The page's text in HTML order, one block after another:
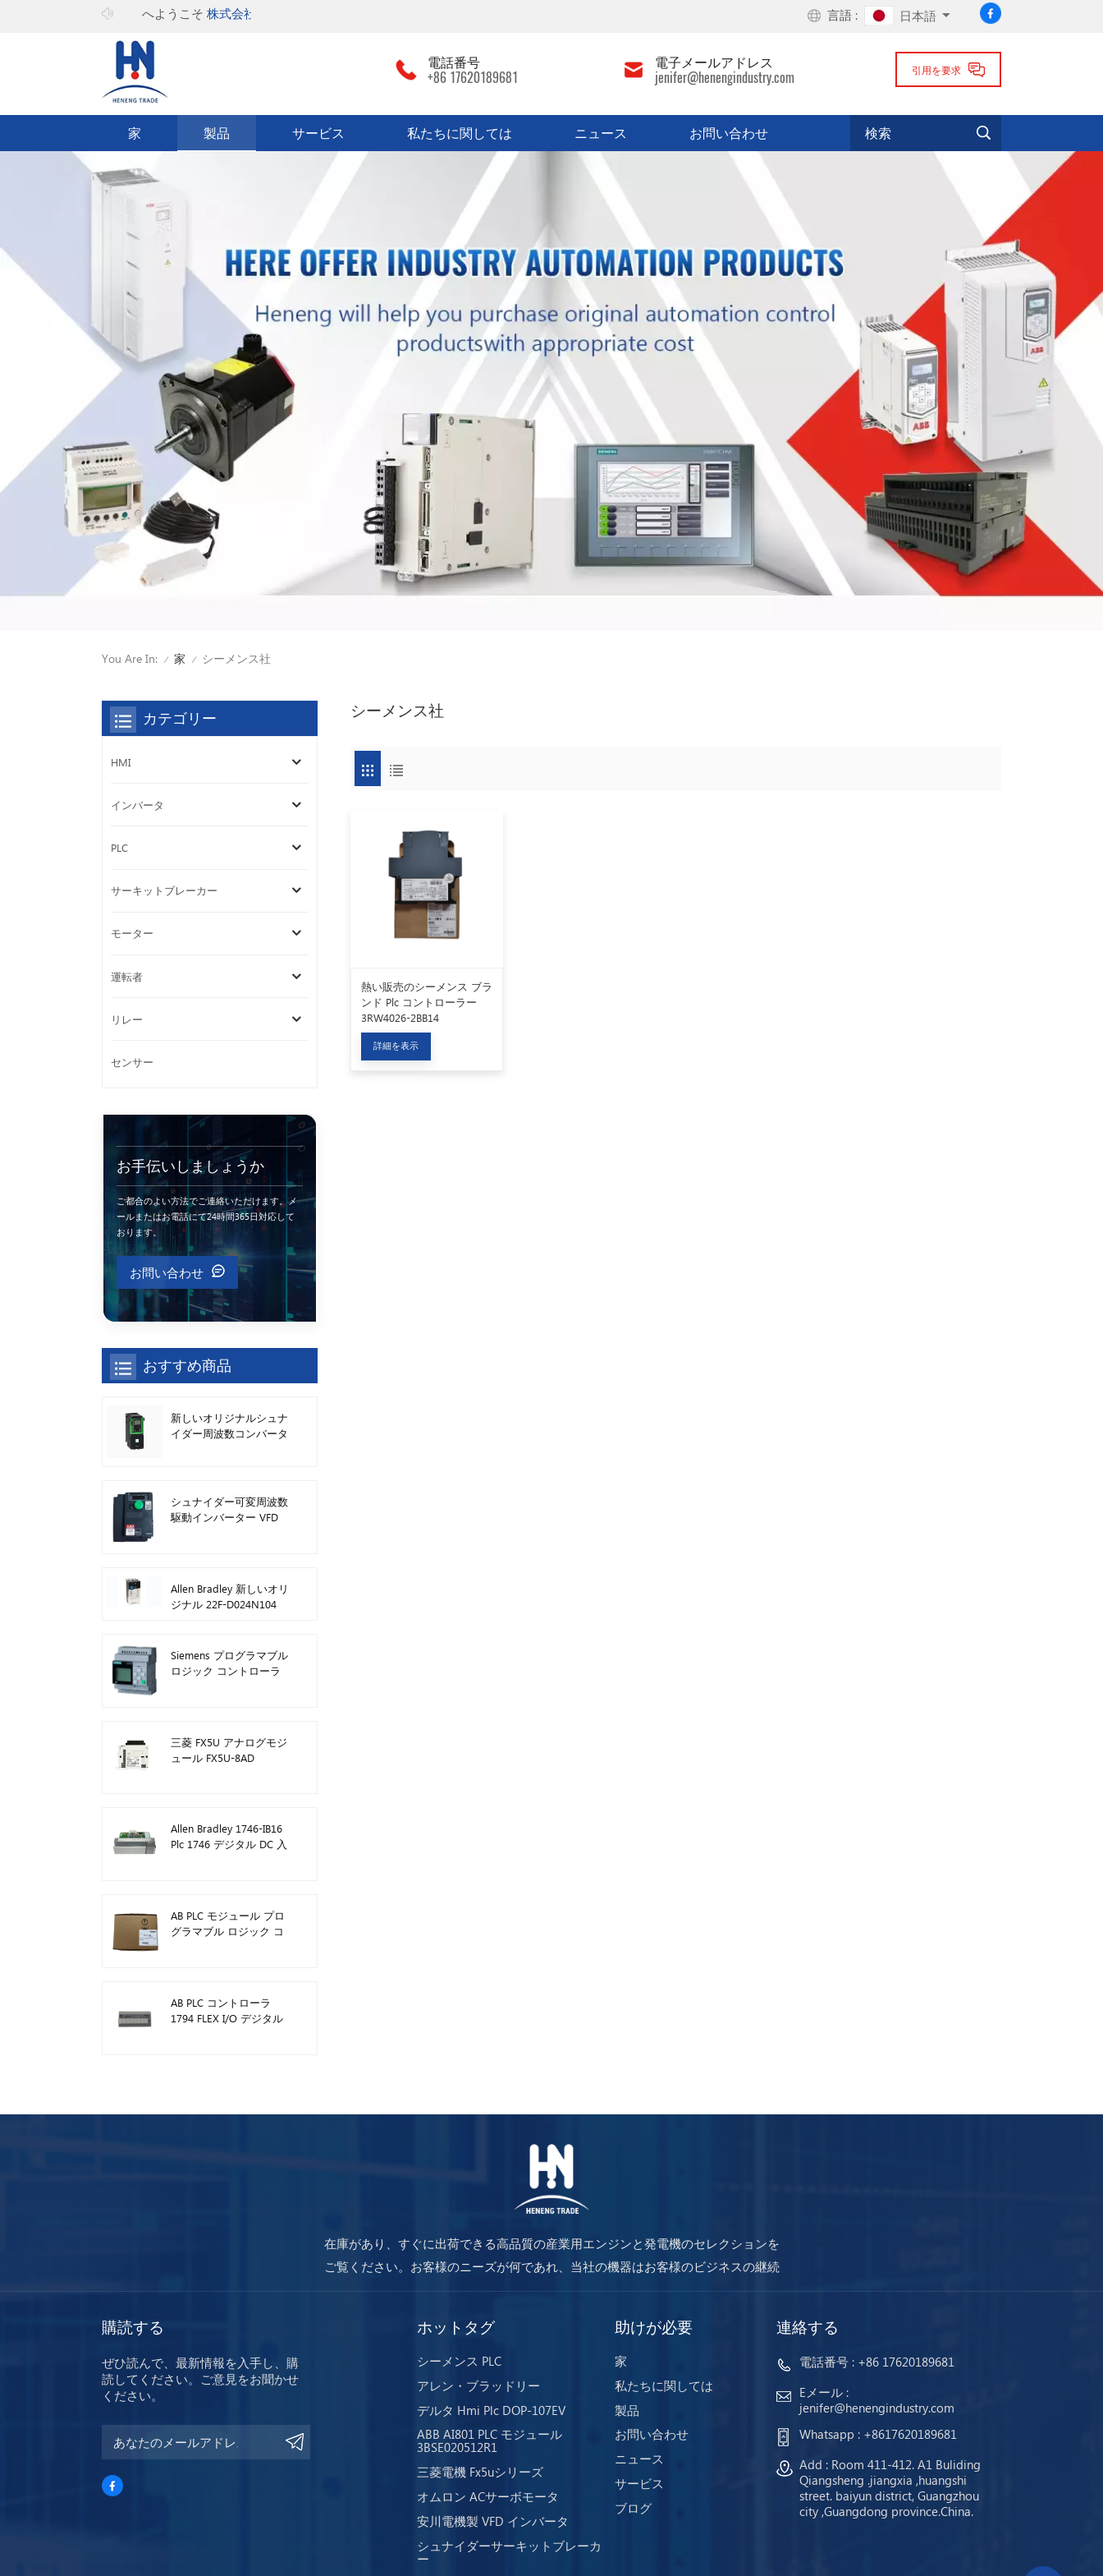
へようこそ株式会社ヒーキャン 言語 : 日本語
引用を要求
電話番号
+86 17620189681
電子メールアドレス
jenifer@henengindustry.com
家 製品 サービス 私たちに関しては ニュース お問い合わせ
You Are In: / 家 / シーメンス社
シーメンス社
熱い販売のシーメンス ブラ
ンド Plc コントローラー
3RW4026-2BB14
詳細を表示
カテゴリー
HMI
インバータ
PLC
サーキットブレーカー
モーター
運転者
リレー
センサー
お手伝いしましょうか
ご都合のよい方法でご連絡いただけます。メ
ールまたはお電話にて24時間365日対応して
おります。
お問い合わせ
おすすめ商品
新しいオリジナルシュナ
イダー周波数コンバータ
シュナイダー可変周波数
駆動インバーター VFD
Allen Bradley 新しいオリ
ジナル 22F-D024N104
Siemens プログラマブル
ロジック コントローラ
三菱 FX5U アナログモジ
ュール FX5U-8AD
Allen Bradley 1746-IB16
Plc 1746 デジタル DC 入
AB PLC モジュール プロ
グラマブル ロジック コ
AB PLC コントローラ
1794 FLEX I/O デジタル
在庫があり、すぐに出荷できる高品質の産業用エンジンと発電機のセレクションを
ご覧ください。お客様のニーズが何であれ、当社の機器はお客様のビジネスの継続
を保証します。
購読する
ぜひ読んで、最新情報を入手し、購
読してください。ご意見をお聞かせ
ください。
ホットタグ
シーメンス PLC
アレン・ブラッドリー
デルタ Hmi Plc DOP-107EV
ABB AI801 PLC モジュール
3BSE020512R1
三菱電機 Fx5uシリーズ
オムロン ACサーボモータ
安川電機製 VFD インバータ
シュナイダーサーキットブレーカ
ー
助けが必要
家
私たちに関しては
製品
お問い合わせ
ニュース
サービス
ブログ
連絡する
電話番号 : +86 17620189681
Eメール :
jenifer@henengindustry.com
Whatsapp : +8617620189681
Add : Room 411-412. A1 Buliding
Qiangsheng .jiangxia ,huangshi
street. baiyun district, Guangzhou
city ,Guangdong province.China.